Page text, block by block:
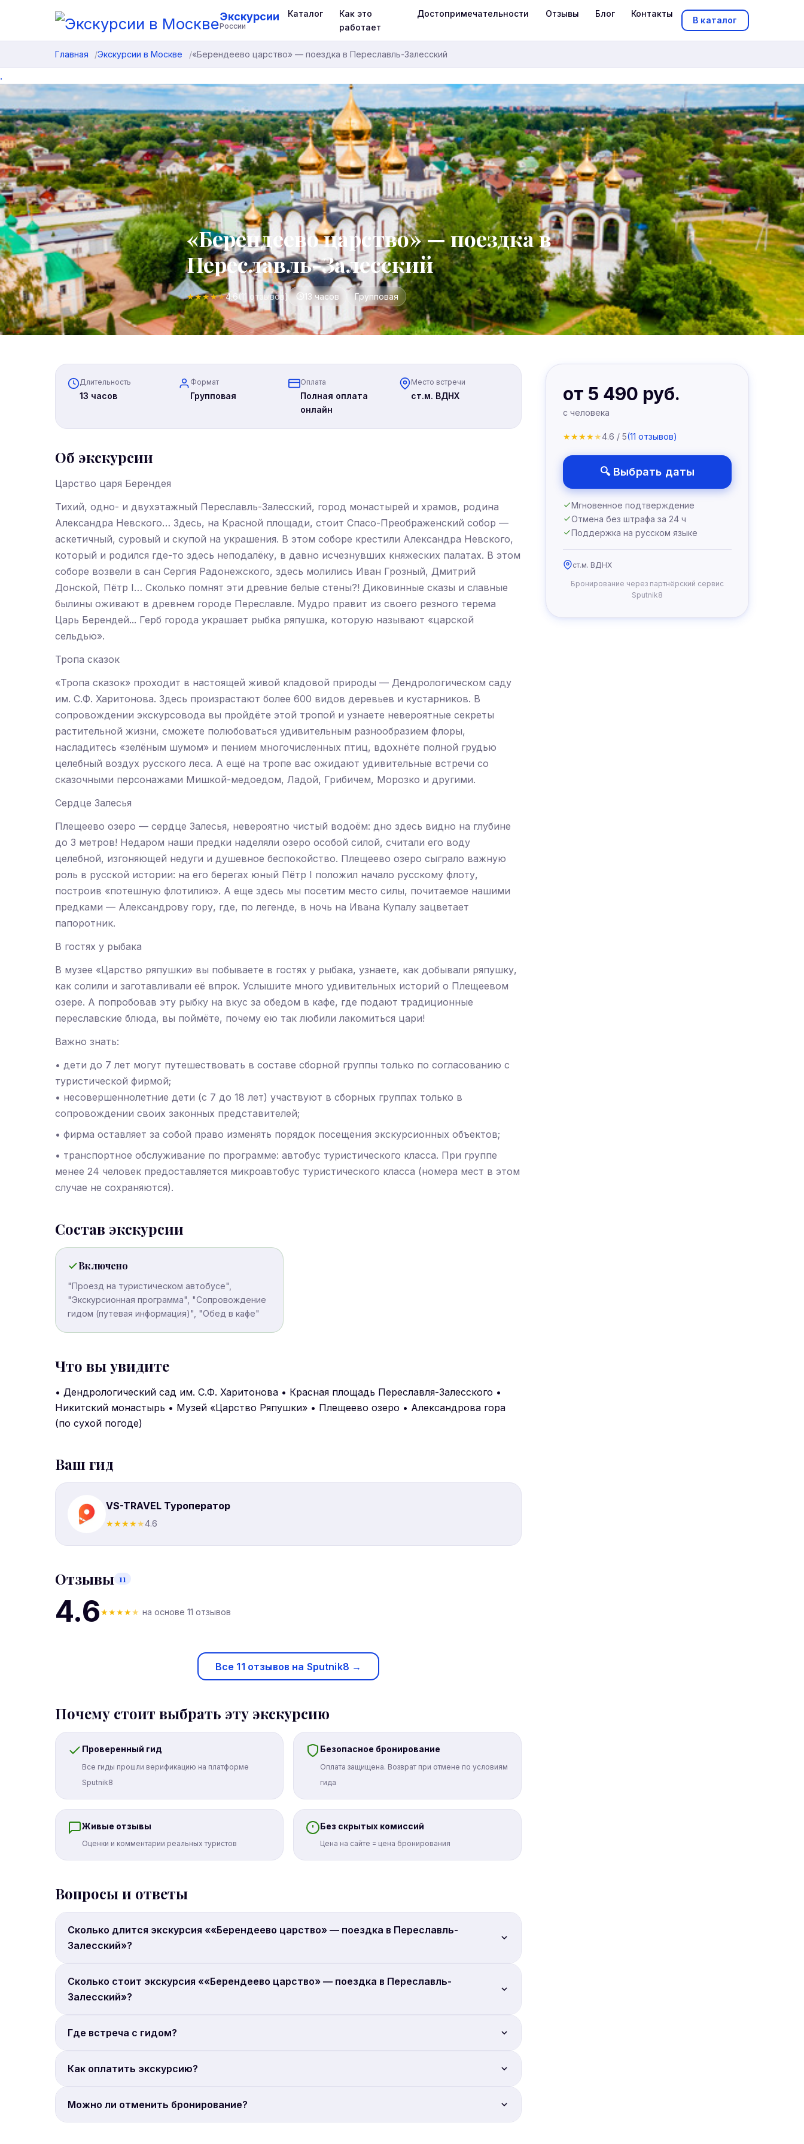
Экскурсии
России
Каталог
Как это
работает
Достопримечательности Отзывы Блог Контакты
В каталог
Главная Экскурсии в Москве «Берендеево царство» — поездка в Переславль-Залесский
.
«Берендеево царство» — поездка в
Переславль-Залесский
★★★★★4.6(11 отзывов) 13 часов Групповая
Длительность
13 часов
Формат
Групповая
Оплата
Полная оплата
онлайн
Место встречи
ст.м. ВДНХ
Об экскурсии
Царство царя Берендея
Тихий, одно- и двухэтажный Переславль-Залесский, город монастырей и храмов, родина
Александра Невского… Здесь, на Красной площади, стоит Спасо-Преображенский собор —
аскетичный, суровый и скупой на украшения. В этом соборе крестили Александра Невского,
который и родился где-то здесь неподалёку, в давно исчезнувших княжеских палатах. В этом
соборе возвели в сан Сергия Радонежского, здесь молились Иван Грозный, Дмитрий
Донской, Пётр I… Сколько помнят эти древние белые стены?! Диковинные сказы и славные
былины оживают в древнем городе Переславле. Мудро правит из своего резного терема
Царь Берендей... Герб города украшает рыбка ряпушка, которую называют «царской
сельдью».
Тропа сказок
«Тропа сказок» проходит в настоящей живой кладовой природы — Дендрологическом саду
им. С.Ф. Харитонова. Здесь произрастают более 600 видов деревьев и кустарников. В
сопровождении экскурсовода вы пройдёте этой тропой и узнаете невероятные секреты
растительной жизни, сможете полюбоваться удивительным разнообразием флоры,
насладитесь «зелёным шумом» и пением многочисленных птиц, вдохнёте полной грудью
целебный воздух русского леса. А ещё на тропе вас ожидают удивительные встречи со
сказочными персонажами Мишкой-медоедом, Ладой, Грибичем, Морозко и другими.
Сердце Залесья
Плещеево озеро — сердце Залесья, невероятно чистый водоём: дно здесь видно на глубине
до 3 метров! Недаром наши предки наделяли озеро особой силой, считали его воду
целебной, изгоняющей недуги и душевное беспокойство. Плещеево озеро сыграло важную
роль в русской истории: на его берегах юный Пётр I положил начало русскому флоту,
построив «потешную флотилию». А еще здесь мы посетим место силы, почитаемое нашими
предками — Александрову гору, где, по легенде, в ночь на Ивана Купалу зацветает
папоротник.
В гостях у рыбака
В музее «Царство ряпушки» вы побываете в гостях у рыбака, узнаете, как добывали ряпушку,
как солили и заготавливали её впрок. Услышите много удивительных историй о Плещеевом
озере. А попробовав эту рыбку на вкус за обедом в кафе, где подают традиционные
переславские блюда, вы поймёте, почему ею так любили лакомиться цари!
Важно знать:
• дети до 7 лет могут путешествовать в составе сборной группы только по согласованию с
туристической фирмой;
• несовершеннолетние дети (с 7 до 18 лет) участвуют в сборных группах только в
сопровождении своих законных представителей;
• фирма оставляет за собой право изменять порядок посещения экскурсионных объектов;
• транспортное обслуживание по программе: автобус туристического класса. При группе
менее 24 человек предоставляется микроавтобус туристического класса (номера мест в этом
случае не сохраняются).
Состав экскурсии
Включено
"Проезд на туристическом автобусе",
"Экскурсионная программа", "Сопровождение
гидом (путевая информация)", "Обед в кафе"
Что вы увидите
• Дендрологический сад им. С.Ф. Харитонова • Красная площадь Переславля-Залесского •
Никитский монастырь • Музей «Царство Ряпушки» • Плещеево озеро • Александрова гора
(по сухой погоде)
Ваш гид
VS-TRAVEL Туроператор
★★★★★4.6
Отзывы 11
4.6★★★★★ на основе 11 отзывов
Все 11 отзывов на Sputnik8 →
Почему стоит выбрать эту экскурсию
Проверенный гид
Все гиды прошли верификацию на платформе
Sputnik8
Безопасное бронирование
Оплата защищена. Возврат при отмене по условиям
гида
Живые отзывы
Оценки и комментарии реальных туристов
Без скрытых комиссий
Цена на сайте = цена бронирования
Вопросы и ответы
Сколько длится экскурсия ««Берендеево царство» — поездка в Переславль-
Залесский»?
Продолжительность: 13 часов.
Сколько стоит экскурсия ««Берендеево царство» — поездка в Переславль-
Залесский»?
Цена от 5 490 руб. с человека. Бронируйте онлайн.
Где встреча с гидом?
Место встречи: ст.м. ВДНХ.
Как оплатить экскурсию?
Полная онлайн-оплата. Бронирование на сайте Sputnik8.
Можно ли отменить бронирование?
от 5 490 руб.
с человека
★★★★★4.6 / 5(11 отзывов)
🔍 Выбрать даты
Мгновенное подтверждение
Отмена без штрафа за 24 ч
Поддержка на русском языке
ст.м. ВДНХ
Бронирование через партнёрский сервис
Sputnik8